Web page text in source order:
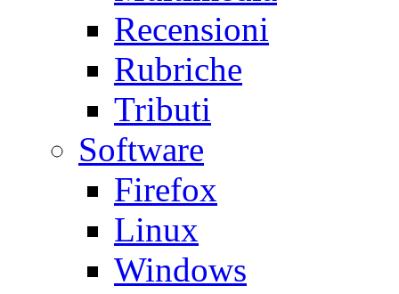
Recensioni
Rubriche
Tributi
Software
Firefox
Linux
Windows